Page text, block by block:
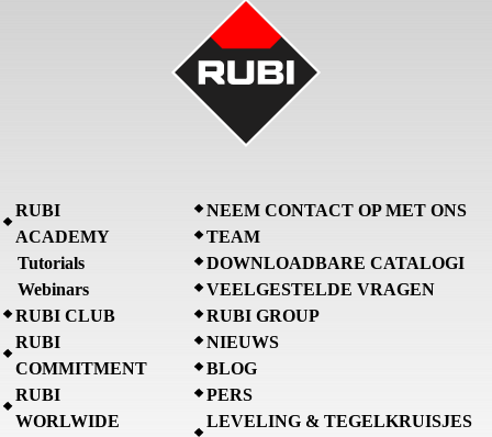
RUBI
ACADEMY
Tutorials
Webinars
RUBI CLUB
RUBI
COMMITMENT
RUBI
WORLWIDE
NEEM CONTACT OP MET ONS
TEAM
DOWNLOADBARE CATALOGI
VEELGESTELDE VRAGEN
RUBI GROUP
NIEUWS
BLOG
PERS
LEVELING & TEGELKRUISJES